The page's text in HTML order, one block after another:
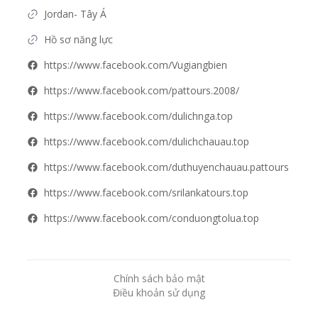
Jordan- Tây Á
Hồ sơ năng lực
https://www.facebook.com/Vugiangbien
https://www.facebook.com/pattours.2008/
https://www.facebook.com/dulichnga.top
https://www.facebook.com/dulichchauau.top
https://www.facebook.com/duthuyenchauau.pattours
https://www.facebook.com/srilankatours.top
https://www.facebook.com/conduongtolua.top
Chính sách bảo mật
Điều khoản sử dụng